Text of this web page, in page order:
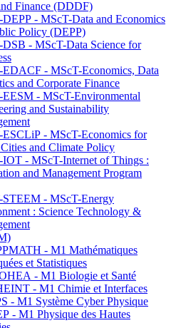
Finance (DDDF)
- MScT-Data and Economics
Policy (DEPP)
- MScT-Data Science for
EDACF - MScT-Economics, Data
and Corporate Finance
- MScT-Environmental
and Sustainability
ESCLiP - MScT-Economics for
and Climate Policy
IOT - MScT-Internet of Things :
and Management Program
STEEM - MScT-Energy
: Science Technology &
- M1 Mathématiques
et Statistiques
- M1 Biologie et Santé
- M1 Chimie et Interfaces
- M1 Système Cyber Physique
- M1 Physique des Hautes